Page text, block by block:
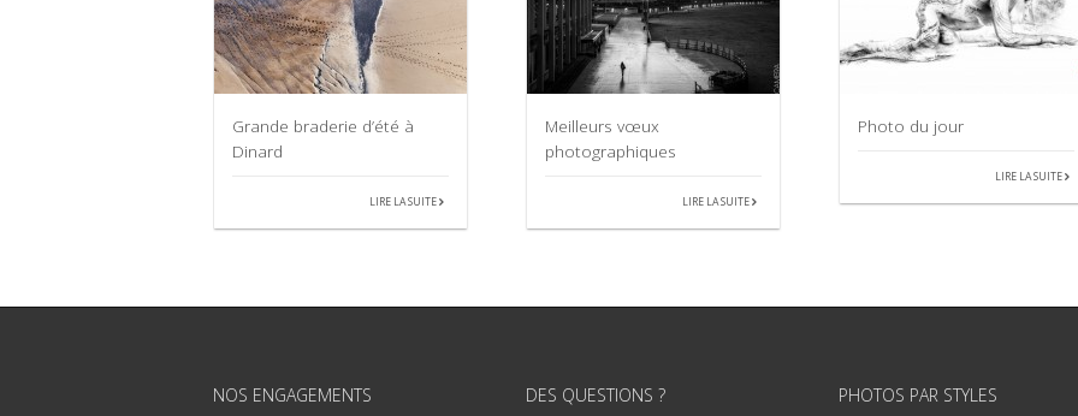
Grande braderie d’été à
Dinard
LIRE LA SUITE
Meilleurs vœux
photographiques
LIRE LA SUITE
Photo du jour
LIRE LA SUITE
NOS ENGAGEMENTS DES QUESTIONS ? PHOTOS PAR STYLES